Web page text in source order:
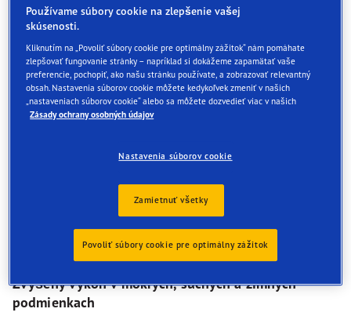
Zvýšený výkon v mokrých, suchých a zimných
podmienkach
Používame súbory cookie na zlepšenie vašej
skúsenosti.
Kliknutím na „Povoliť súbory cookie pre optimálny zážitok“ nám pomáhate
zlepšovať fungovanie stránky – napríklad si dokážeme zapamätať vaše
preferencie, pochopiť, ako našu stránku používate, a zobrazovať relevantný
obsah. Nastavenia súborov cookie môžete kedykoľvek zmeniť v našich
„nastaveniach súborov cookie“ alebo sa môžete dozvedieť viac v našich
Zásady ochrany osobných údajov
Nastavenia súborov cookie
Zamietnuť všetky
Povoliť súbory cookie pre optimálny zážitok